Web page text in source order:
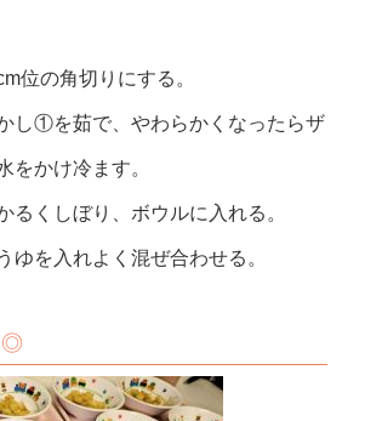
位の角切りにする。
し①を茹で、やわらかくなったらザ
をかけ冷ます。
くしぼり、ボウルに入れる。
を入れよく混ぜ合わせる。
◎